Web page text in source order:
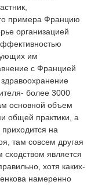
примера Францию
организацией
им
с Францией
более 3000
основной объем
общей практики, а
на
там совсем другая
является
хотя каких-
намеренно